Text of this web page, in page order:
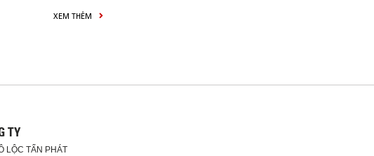
XEM THÊM
TY
LỘC TẤN PHÁT